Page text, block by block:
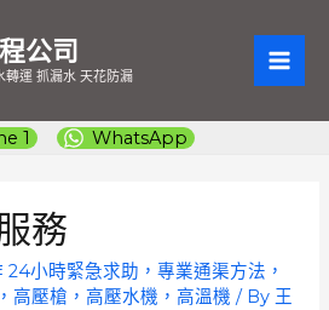
公司
轉運 抓漏水 天花防漏
1 WhatsApp
務
24小時緊急求助，專業通渠方法，
高壓槍，高壓水機，高溫機 / By 王